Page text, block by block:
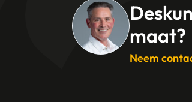
maat?
Neem